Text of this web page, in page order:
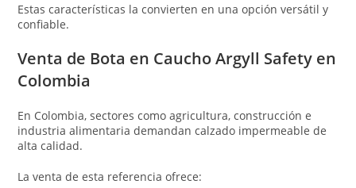
Estas características la convierten en una opción versátil y
confiable.
Venta de Bota en Caucho Argyll Safety en
Colombia
En Colombia, sectores como agricultura, construcción e
industria alimentaria demandan calzado impermeable de
alta calidad.
La venta de esta referencia ofrece: